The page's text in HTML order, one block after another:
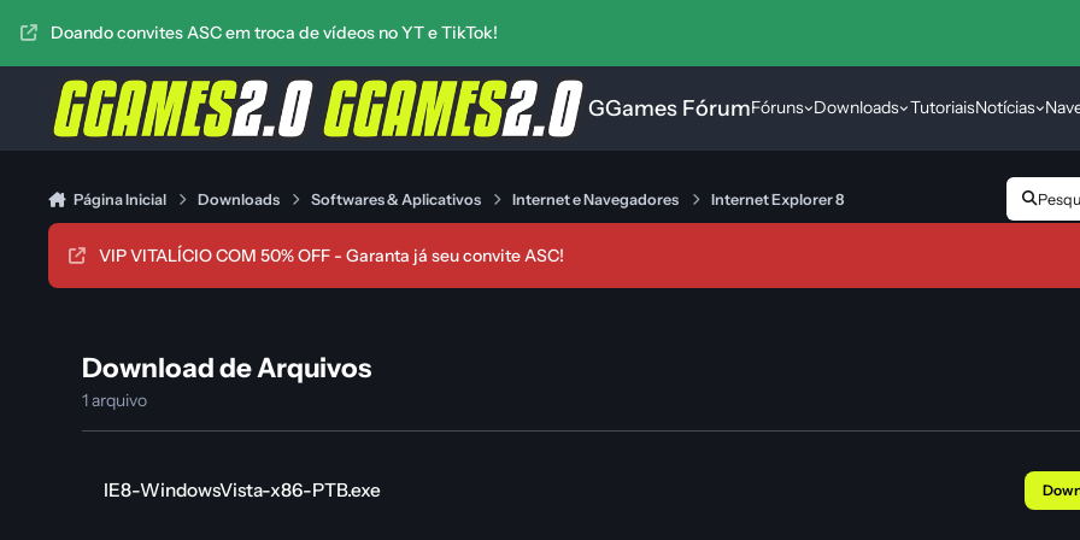
Doando convites ASC em troca de vídeos no YT e TikTok!
GGames FórumFóruns Downloads TutoriaisNotícias
Página Inicial Downloads Softwares & Aplicativos Internet e Navegadores Internet Explorer 8
VIP VITALÍCIO COM 50% OFF - Garanta já seu convite ASC!
Download de Arquivos
1 arquivo
IE8-WindowsVista-x86-PTB.exe